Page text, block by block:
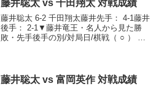
藤井聡太 vs 千田翔太 対戦成績
藤井聡太 6-2 千田翔太藤井先手： 4-1藤井
後手： 2-1▼藤井竜王・名人から見た勝
敗・先手後手の別/対局日/棋戦（ ○ ） 後
藤井聡太 vs 富岡英作 対戦成績